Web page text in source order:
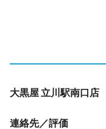
大黒屋 立川駅南口店
連絡先／評価